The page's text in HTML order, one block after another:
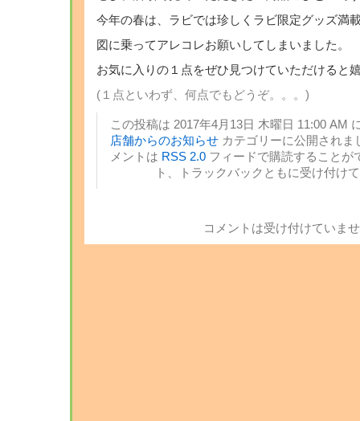
今年の春は、ラビでは珍しくラビ限定グッズ満
図に乗ってアレコレお願いしてしまいました。
お気に入りの１点をぜひ見つけていただけると
(１点といわず、何点でもどうぞ。。。)
この投稿は 2017年4月13日 木曜日 11:00 AM
店舗からのお知らせカテゴリーに公開されま
メントは RSS 2.0 フィードで購読することが
ト、トラックバックともに受け付け
コメントは受け付けていま